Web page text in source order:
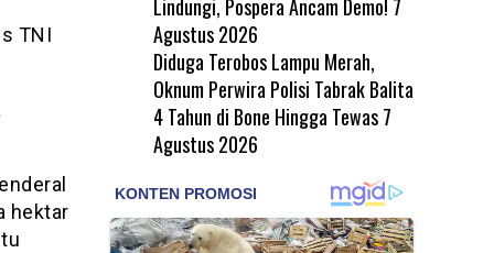
TNI
hektar
Lindungi, Pospera Ancam Demo! 7
Agustus 2026
Diduga Terobos Lampu Merah,
Oknum Perwira Polisi Tabrak Balita
4 Tahun di Bone Hingga Tewas 7
Agustus 2026